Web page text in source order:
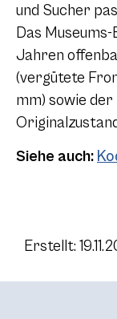
und Sucher
Das
Jahren
(vergütete
mm) sowie
Siehe auch:
Erstellt: